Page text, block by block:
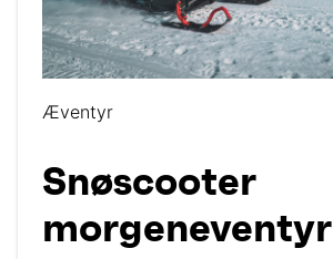
Æventyr
Snøscooter
morgeneventyr